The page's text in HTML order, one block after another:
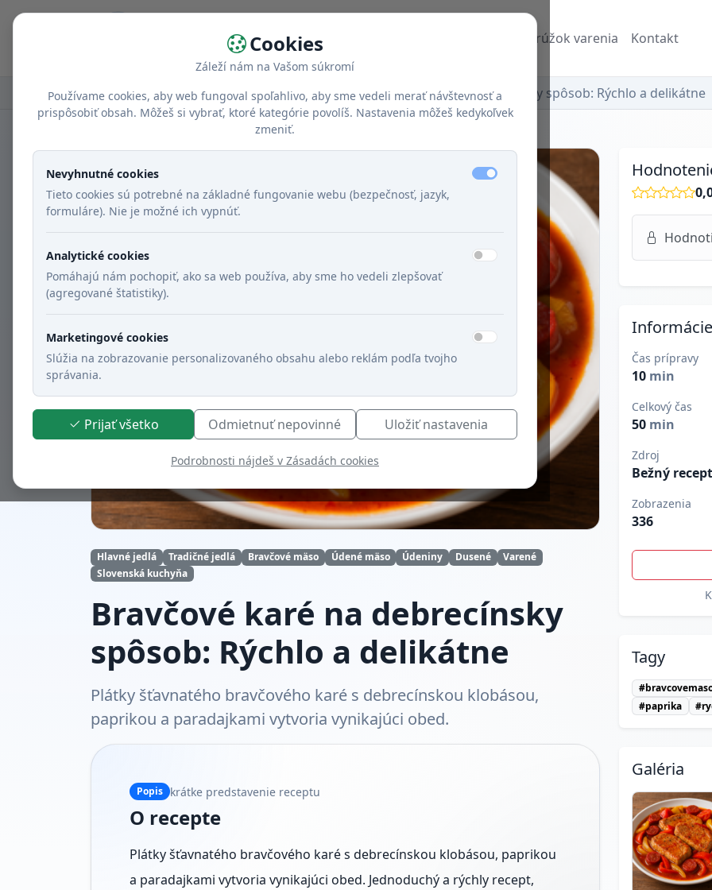
Domov Džuzeppe a Krúžok varenia Kontakt
Domov Recepty Chody Hlavné jedlá Bravčové karé na debrecínsky spôsob: Rýchlo a delikátne
Hlavné jedlá Tradičné jedlá Bravčové mäso Údené mäso Údeniny Dusené
Varené
Slovenská kuchyňa
Bravčové karé na debrecínsky
spôsob: Rýchlo a delikátne
Plátky šťavnatého bravčového karé s debrecínskou klobásou,
paprikou a paradajkami vytvoria vynikajúci obed.
Popis krátke predstavenie receptu
O recepte
Plátky šťavnatého bravčového karé s debrecínskou klobásou, paprikou
a paradajkami vytvoria vynikajúci obed. Jednoduchý a rýchly recept,
Informácie
Čas prípravy
10 min
Celkový čas
50 min
Zdroj
Bežný recept
Zobrazenia
336
Tagy
#paprika
Galéria
Cookies
Záleží nám na Vašom súkromí
Používame cookies, aby web fungoval spoľahlivo, aby sme vedeli merať návštevnosť a
prispôsobiť obsah. Môžeš si vybrať, ktoré kategórie povolíš. Nastavenia môžeš kedykoľvek
zmeniť.
Nevyhnutné cookies
Tieto cookies sú potrebné na základné fungovanie webu (bezpečnosť, jazyk,
formuláre). Nie je možné ich vypnúť.
Analytické cookies
Pomáhajú nám pochopiť, ako sa web používa, aby sme ho vedeli zlepšovať
(agregované štatistiky).
Marketingové cookies
Slúžia na zobrazovanie personalizovaného obsahu alebo reklám podľa tvojho
správania.
Prijať všetko Odmietnuť nepovinné Uložiť nastavenia
Podrobnosti nájdeš v Zásadách cookies